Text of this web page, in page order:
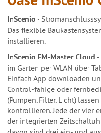
InScenio -
Das flexible
installieren.
InScenio FM-Master Cloud
im Garten per WLAN über
Einfach App downloaden
Control-fähige oder
(Pumpen, Filter, Licht)
kontrollieren. Jede der vier
der integrierten